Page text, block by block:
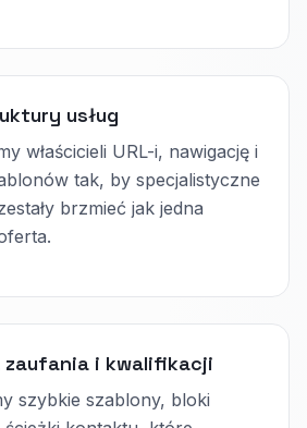
usług
właścicieli URL-i, nawigację i
tak, by specjalistyczne
brzmieć jak jedna
zaufania i kwalifikacji
szybkie szablony, bloki